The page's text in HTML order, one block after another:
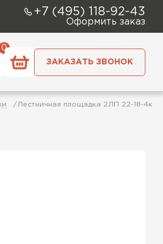
+7 (495) 118-92-43
Оформить заказ
0
ЗАКАЗАТЬ ЗВОНОК
Лестничная площадка 2ЛП 22-18-4к